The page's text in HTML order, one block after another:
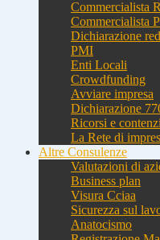
Commercialista
Commercialista
Dichiarazione
PMI
Enti Locali
Crowdfunding
Avviare impresa
Dichiarazione
Ricorsi e
La Rete di
Altre Consulenze
Valutazioni di
Business plan
Visura Cciaa
Sicurezza sul
Anatocismo